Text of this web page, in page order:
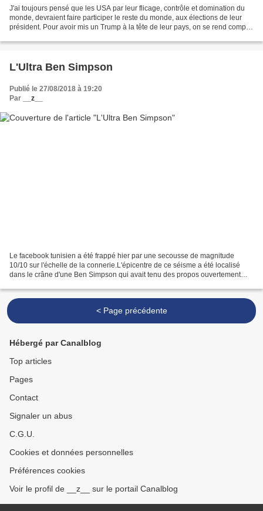
J'ai toujours pensé que les USA par leur flicage, contrôle et domination du
monde, devraient faire participer le reste du monde, aux élections de leur
président. Pour avoir mis un Trump à la tête de leur pays, on se rend compte
L'Ultra Ben Simpson
Publié le 27/08/2018 à 19:20
Par
__z__
Le facebook tunisien a été frappé hier par une secousse de magnitude
10/10 sur l'échelle de la connerie.L'épicentre de ce séisme a été localisé
dans le crâne d'une Ben Simpson qui avait tenu des propos ouvertement
< Page précédente
Hébergé par Canalblog
Top articles
Pages
Contact
Signaler un abus
C.G.U.
Cookies et données personnelles
Préférences cookies
Voir le profil de __z__ sur le portail Canalblog